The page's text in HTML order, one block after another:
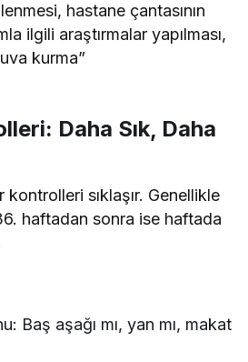
hastane çantasının
ilgili araştırmalar yapılması,
kurma”
Daha Sık, Daha
sıklaşır. Genellikle
haftadan sonra ise haftada
Baş aşağı mı, yan mı, makat